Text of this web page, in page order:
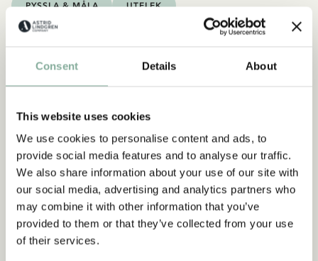
Consent Details About
This website uses cookies
We use cookies to personalise content and ads, to
provide social media features and to analyse our traffic.
We also share information about your use of our site with
our social media, advertising and analytics partners who
may combine it with other information that you’ve
provided to them or that they’ve collected from your use
of their services.
PYSSLA & MÅLA UTELEK
Prenumerera på vårt nyhetsbrev
- få 10% rabatt
Börja prenumerera på Astrid Lindgrenbutikens
nyhetsbrev för unika erbjudanden och fakta om
Astrid Lindgren. Dessutom får du 10% rabatt på